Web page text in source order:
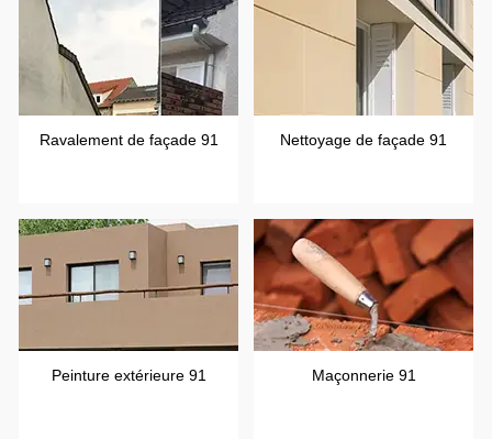
Ravalement de façade 91 Nettoyage de façade 91
Peinture extérieure 91 Maçonnerie 91